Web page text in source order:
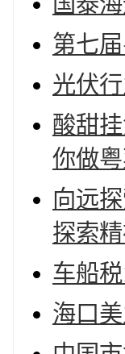
第七
光伏
酸甜
你做
向远
探索
车船
海口